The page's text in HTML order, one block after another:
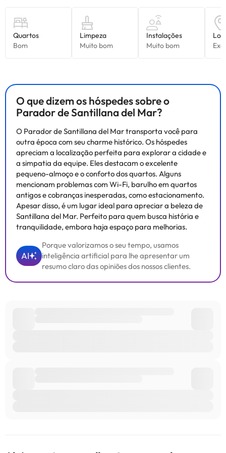
O que dizem os hóspedes sobre o
Parador de Santillana del Mar?
O Parador de Santillana del Mar transporta você para
outra época com seu charme histórico. Os hóspedes
apreciam a localização perfeita para explorar a cidade e
a simpatia da equipe. Eles destacam o excelente
pequeno-almoço e o conforto dos quartos. Alguns
mencionam problemas com Wi-Fi, barulho em quartos
antigos e cobranças inesperadas, como estacionamento.
Apesar disso, é um lugar ideal para apreciar a beleza de
Santillana del Mar. Perfeito para quem busca história e
tranquilidade, embora haja espaço para melhorias.
AI
Porque valorizamos o seu tempo, usamos
inteligência artificial para lhe apresentar um
resumo claro das opiniões dos nossos clientes.